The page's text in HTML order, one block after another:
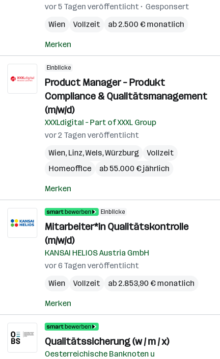
vor 5 Tagen veröffentlicht
Gesponsert
Wien
Vollzeit ab 2.500 € monatlich
Merken
Einblicke
Product Manager – Produkt
Compliance & Qualitätsmanagement
(m/w/d)
XXXLdigital – Part of XXXL Group
vor 2 Tagen veröffentlicht
Wien, Linz,Wels,Würzburg
Vollzeit
Homeoffice
ab 55.000 € jährlich
Merken
Einblicke
Mitarbeiter*in Qualitätskontrolle
(m/w/d)
KANSAI HELIOS Austria GmbH
vor 6 Tagen veröffentlicht
Wien
Vollzeit ab 2.853,90 € monatlich
Merken
Qualitätssicherung (w / m / x)
Oesterreichische Banknoten u